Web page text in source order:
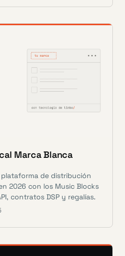
Marca Blanca
de distribución
2026 con los Music Blocks
contratos DSP y regalías.